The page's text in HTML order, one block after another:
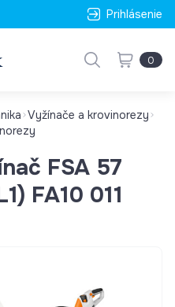
Prihlásenie
0
Vyžínače a krovinorezy
FSA 57
FA10 011